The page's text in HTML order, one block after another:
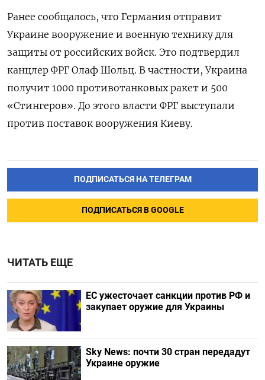
Ранее сообщалось, что Германия отправит
Украине вооружение и военную технику для
защиты от российских войск. Это подтвердил
канцлер ФРГ Олаф Шольц. В частности, Украина
получит 1000 противотанковых ракет и 500
«Стингеров». До этого власти ФРГ выступали
против поставок вооружения Киеву.
ПОДПИСАТЬСЯ НА ТЕЛЕГРАМ
ПОДПИСАТЬСЯ В GOOGLE
ЧИТАТЬ ЕЩЕ
ЕС ужесточает санкции против РФ и
закупает оружие для Украины
Sky News: почти 30 стран передадут
Украине оружие